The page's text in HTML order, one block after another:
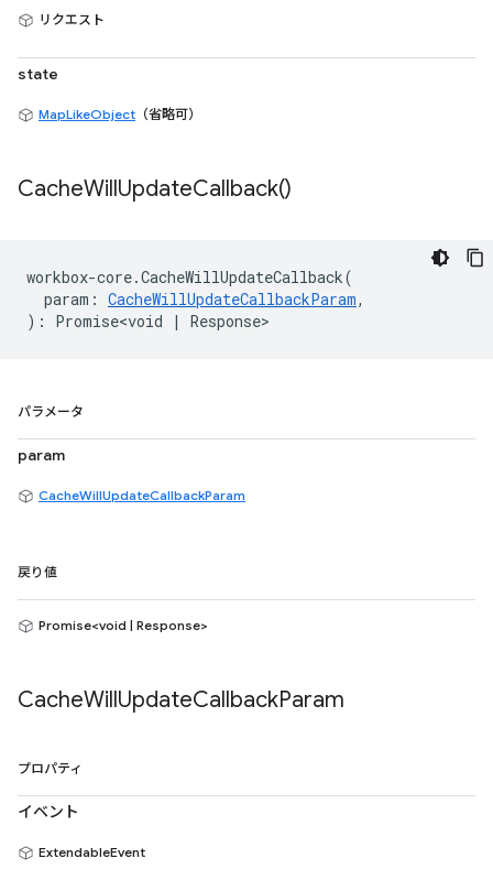
リクエスト
state
MapLikeObject （省略可）
CacheWillUpdateCallback()
workbox-core.CacheWillUpdateCallback(
param : CacheWillUpdateCallbackParam,
) : Promise<void | Response>
パラメータ
param
CacheWillUpdateCallbackParam
戻り値
Promise<void | Response>
CacheWillUpdateCallbackParam
プロパティ
イベント
ExtendableEvent